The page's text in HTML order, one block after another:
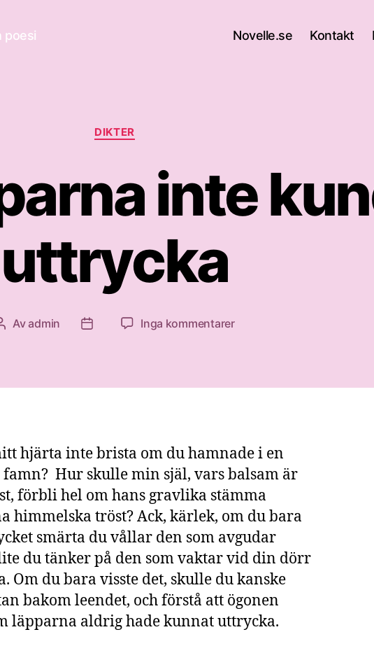
poesi Novelle.se Kontakt
Kategorier
DIKTER
inte
uttrycka
Inläggsförfattare
Avadmin InläggsdatumInga kommentarertill
kunde
hjärta inte brista om du hamnade i en
Hur skulle min själ, vars balsam är
förbli hel om hans gravlika stämma
himmelska tröst? Ack, kärlek, om du bara
smärta du vållar den som avgudar
du tänker på den som vaktar vid din dörr
Om du bara visste det, skulle du kanske
bakom leendet, och förstå att ögonen
läpparna aldrig hade kunnat uttrycka.